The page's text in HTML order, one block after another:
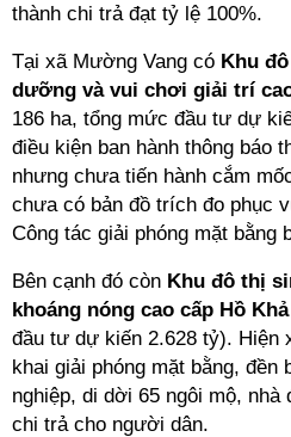
thành chi trả đạt tỷ lệ 100%.
Tại xã Mường Vang có Khu
dưỡng và vui chơi giải trí
186 ha, tổng mức đầu tư dự
điều kiện ban hành thông báo
nhưng chưa tiến hành cắm
chưa có bản đồ trích đo phục
Công tác giải phóng mặt bằng
Bên cạnh đó còn Khu đô thị
khoáng nóng cao cấp Hồ Khả
đầu tư dự kiến 2.628 tỷ). Hiện
khai giải phóng mặt bằng, đền
nghiệp, di dời 65 ngôi mộ,
chi trả cho người dân.